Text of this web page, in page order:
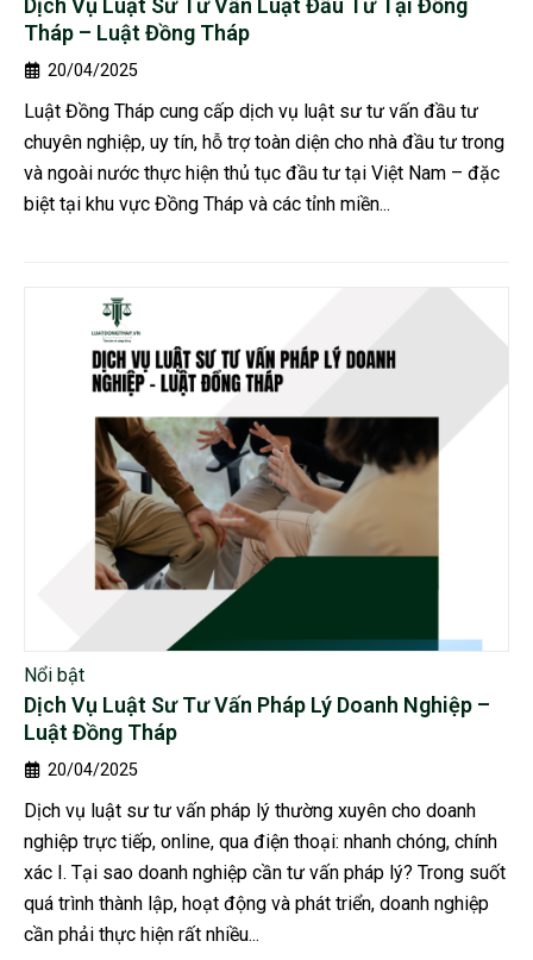
Dịch Vụ Luật Sư Tư Vấn Luật Đầu Tư Tại Đồng
Tháp – Luật Đồng Tháp
20/04/2025
Luật Đồng Tháp cung cấp dịch vụ luật sư tư vấn đầu tư
chuyên nghiệp, uy tín, hỗ trợ toàn diện cho nhà đầu tư trong
và ngoài nước thực hiện thủ tục đầu tư tại Việt Nam – đặc
biệt tại khu vực Đồng Tháp và các tỉnh miền...
Nổi bật
Dịch Vụ Luật Sư Tư Vấn Pháp Lý Doanh Nghiệp –
Luật Đồng Tháp
20/04/2025
Dịch vụ luật sư tư vấn pháp lý thường xuyên cho doanh
nghiệp trực tiếp, online, qua điện thoại: nhanh chóng, chính
xác I. Tại sao doanh nghiệp cần tư vấn pháp lý? Trong suốt
quá trình thành lập, hoạt động và phát triển, doanh nghiệp
cần phải thực hiện rất nhiều...